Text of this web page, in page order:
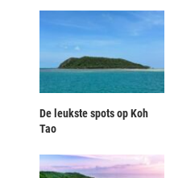
De leukste spots op Koh
Tao